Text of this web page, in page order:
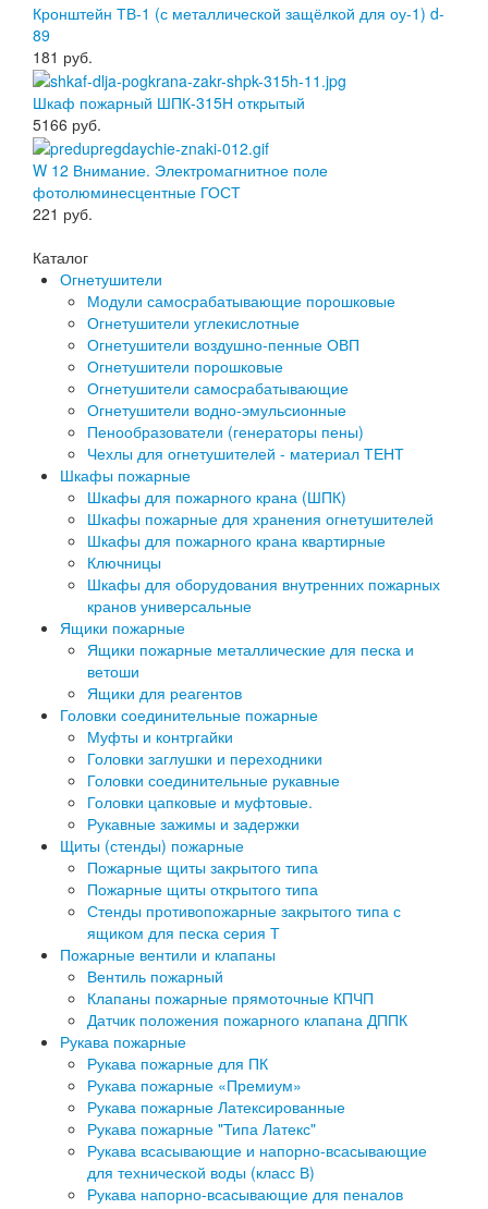
Кронштейн ТВ-1 (с металлической защёлкой для оу-1) d-
89
181 руб.
Шкаф пожарный ШПК-315Н открытый
5166 руб.
W 12 Внимание. Электромагнитное поле
фотолюминесцентные ГОСТ
221 руб.
Каталог
Огнетушители
Модули самосрабатывающие порошковые
Огнетушители углекислотные
Огнетушители воздушно-пенные ОВП
Огнетушители порошковые
Огнетушители самосрабатывающие
Огнетушители водно-эмульсионные
Пенообразователи (генераторы пены)
Чехлы для огнетушителей - материал ТЕНТ
Шкафы пожарные
Шкафы для пожарного крана (ШПК)
Шкафы пожарные для хранения огнетушителей
Шкафы для пожарного крана квартирные
Ключницы
Шкафы для оборудования внутренних пожарных
кранов универсальные
Ящики пожарные
Ящики пожарные металлические для песка и
ветоши
Ящики для реагентов
Головки соединительные пожарные
Муфты и контргайки
Головки заглушки и переходники
Головки соединительные рукавные
Головки цапковые и муфтовые.
Рукавные зажимы и задержки
Щиты (стенды) пожарные
Пожарные щиты закрытого типа
Пожарные щиты открытого типа
Стенды противопожарные закрытого типа с
ящиком для песка серия Т
Пожарные вентили и клапаны
Вентиль пожарный
Клапаны пожарные прямоточные КПЧП
Датчик положения пожарного клапана ДППК
Рукава пожарные
Рукава пожарные для ПК
Рукава пожарные «Премиум»
Рукава пожарные Латексированные
Рукава пожарные "Типа Латекс"
Рукава всасывающие и напорно-всасывающие
для технической воды (класс В)
Рукава напорно-всасывающие для пеналов